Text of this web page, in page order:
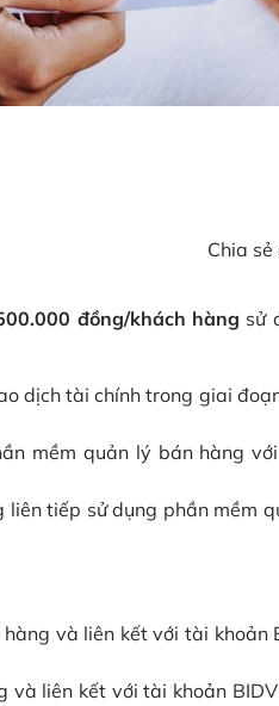
Chia sẻ
đồng/khách hàng sử
dịch tài chính trong giai
mềm quản lý bán hàng
tiếp sử dụng phần mềm
và liên kết với tài khoản
và liên kết với tài khoản